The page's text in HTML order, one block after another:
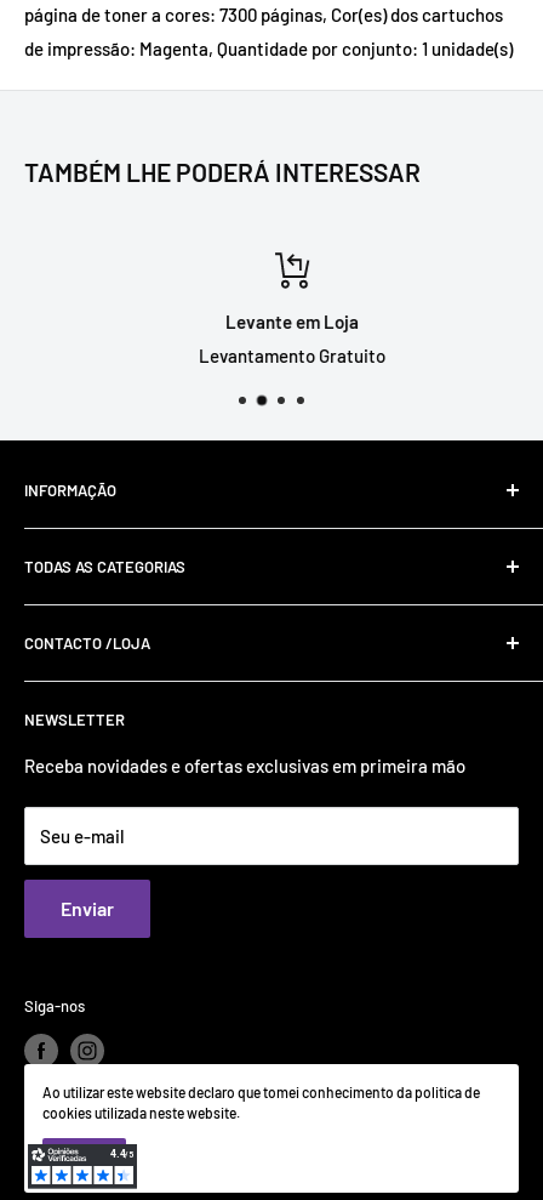
página de toner a cores: 7300 páginas, Cor(es) dos cartuchos
de impressão: Magenta, Quantidade por conjunto: 1 unidade(s)
TAMBÉM LHE PODERÁ INTERESSAR
Levante em Loja
Levantamento Gratuito
INFORMAÇÃO
Livro de Reclamações Online
Resolução De Litígios Online
Política De Privacidade E Cookies
Envios e Devoluções
Termos e Condições
Sobre Nós
TODAS AS CATEGORIAS
CONTACTO /LOJA
+351 220 991 380 (Chamada para rede fixa nacional)
Rua do Comércio 682, 4535-065, LOUROSA
suporte@inovtel.pt
NEWSLETTER
Receba novidades e ofertas exclusivas em primeira mão
Seu e-mail
Enviar
Siga-nos
© 2026 Inovtel
Com tecnologia Shopify
Ao utilizar este website declaro que tomei conhecimento da politica de
cookies utilizada neste website.
Aceito